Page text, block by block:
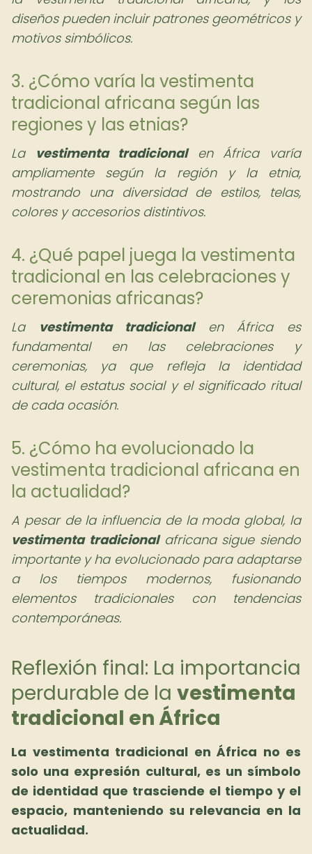
diseños pueden incluir patrones geométricos y
motivos simbólicos.
3. ¿Cómo varía la vestimenta
tradicional africana según las
regiones y las etnias?
La vestimenta tradicionalen África varía
ampliamente según la región y la etnia,
mostrando una diversidad de estilos, telas,
colores y accesorios distintivos.
4. ¿Qué papel juega la vestimenta
tradicional en las celebraciones y
ceremonias africanas?
La vestimenta tradicionalen África es
fundamental en las celebraciones y
ceremonias, ya que refleja la identidad
cultural, el estatus social y el significado ritual
de cada ocasión.
5. ¿Cómo ha evolucionado la
vestimenta tradicional africana en
la actualidad?
A pesar de la influencia de la moda global, la
vestimenta tradicionalafricana sigue siendo
importante y ha evolucionado para adaptarse
a los tiempos modernos, fusionando
elementos tradicionales con tendencias
contemporáneas.
Reflexión final: La importancia
perdurable de la vestimenta
tradicional en África
La vestimenta tradicional en África no es
solo una expresión cultural, es un símbolo
de identidad que trasciende el tiempo y el
espacio, manteniendo su relevancia en la
actualidad.